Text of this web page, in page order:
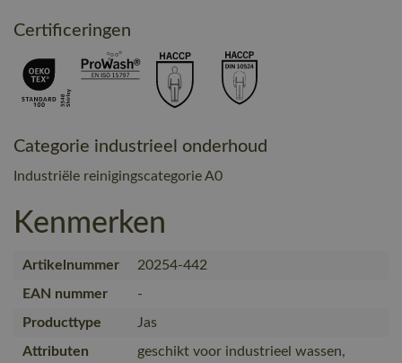
Certificeringen
Categorie industrieel onderhoud
Industriële reinigingscategorie A0
Kenmerken
Artikelnummer
20254-442
EAN nummer
-
Producttype
Jas
Attributen
geschikt voor industrieel wassen,